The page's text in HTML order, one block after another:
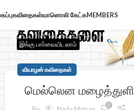
கவிதைகள்வானொலி கேட்கMEMBERS
இங்கு பாா்வையிடலாம்
வியாழன் கவிதைகள்
மெல்லென மழைத்துளி
0